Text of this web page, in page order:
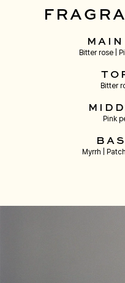
Bitter rose |
Bitter
Pink
Myrrh |